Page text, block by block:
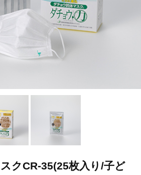
クCR-35(25枚入り/子ど